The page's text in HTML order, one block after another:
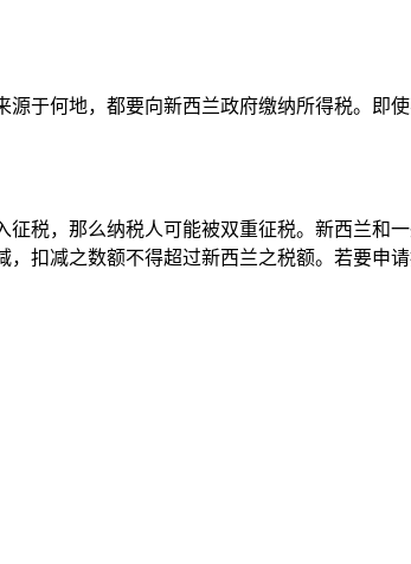
于何地，都要向新西兰政府缴纳所得税。即
税，那么纳税人可能被双重征税。新西兰和
扣减之数额不得超过新西兰之税额。若要申